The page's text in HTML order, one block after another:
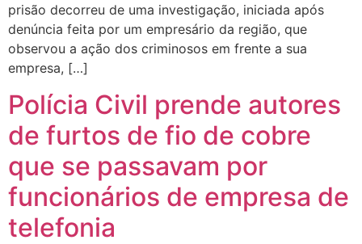
prisão decorreu de uma investigação, iniciada após
denúncia feita por um empresário da região, que
observou a ação dos criminosos em frente a sua
empresa, […]
Polícia Civil prende autores
de furtos de fio de cobre
que se passavam por
funcionários de empresa de
telefonia